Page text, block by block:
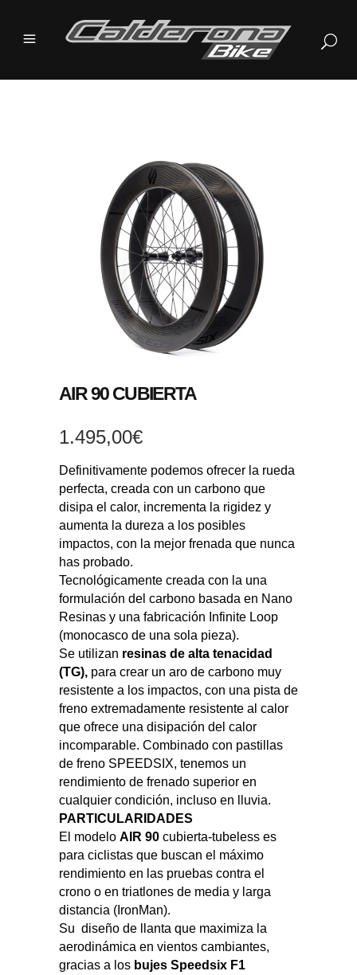
AIR 90 CUBIERTA
1.495,00€
Definitivamente podemos ofrecer la rueda
perfecta, creada con un carbono que
disipa el calor, incrementa la rigidez y
aumenta la dureza a los posibles
impactos, con la mejor frenada que nunca
has probado.
Tecnológicamente creada con la una
formulación del carbono basada en Nano
Resinas y una fabricación Infinite Loop
(monocasco de una sola pieza).
Se utilizan resinas de alta tenacidad
(TG), para crear un aro de carbono muy
resistente a los impactos, con una pista de
freno extremadamente resistente al calor
que ofrece una disipación del calor
incomparable. Combinado con pastillas
de freno SPEEDSIX, tenemos un
rendimiento de frenado superior en
cualquier condición, incluso en lluvia.
PARTICULARIDADES
El modelo AIR 90 cubierta-tubeless es
para ciclistas que buscan el máximo
rendimiento en las pruebas contra el
crono o en triatlones de media y larga
distancia (IronMan).
Su diseño de llanta que maximiza la
aerodinámica en vientos cambiantes,
gracias a los bujes Speedsix F1